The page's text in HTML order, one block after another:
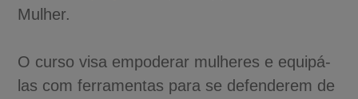
Mulher.
O curso visa empoderar mulheres e equipá-
las com ferramentas para se defenderem de